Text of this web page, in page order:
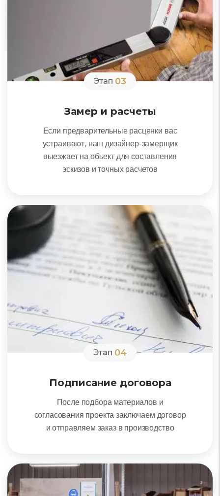
Этап 03
Замер и расчеты
Если предварительные расценки вас
устраивают, наш дизайнер-замерщик
выезжает на объект для составления
эскизов и точных расчетов
Этап 04
Подписание договора
После подбора материалов и
согласования проекта заключаем договор
и отправляем заказ в производство